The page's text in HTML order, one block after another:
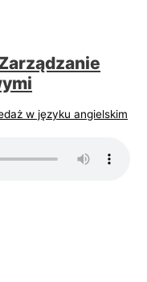
w języku angielskim